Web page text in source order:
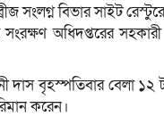
সংলগ্ন বিভার সাইট
অধিদপ্তরের সহকারী
দাস বৃহস্পতিবার বেলা ১২
করেন।